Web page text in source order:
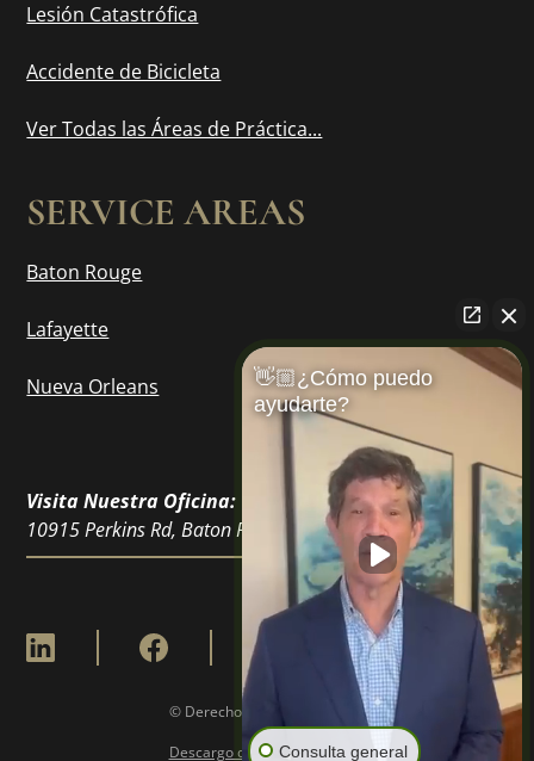
Lesión Catastrófica
Accidente de Bicicleta
Ver Todas las Áreas de Práctica...
SERVICE AREAS
Baton Rouge
Lafayette
Nueva Orleans
Visita Nuestra Oficina:
10915 Perkins Rd, Baton Rouge, LA 70810
© Derechos de Autor
Descargo de Responsabilidad
👋🏼¿Cómo puedo
ayudarte?
Consulta general